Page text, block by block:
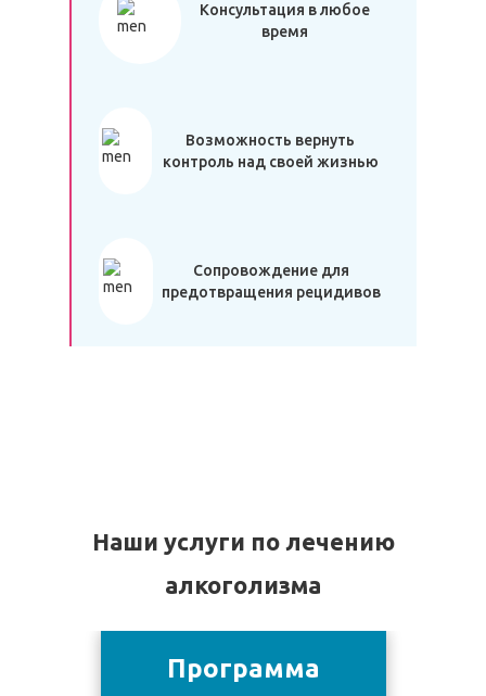
Консультация в любое
время
Возможность вернуть
контроль над своей жизнью
Сопровождение для
предотвращения рецидивов
Наши услуги по лечению
алкоголизма
Программа